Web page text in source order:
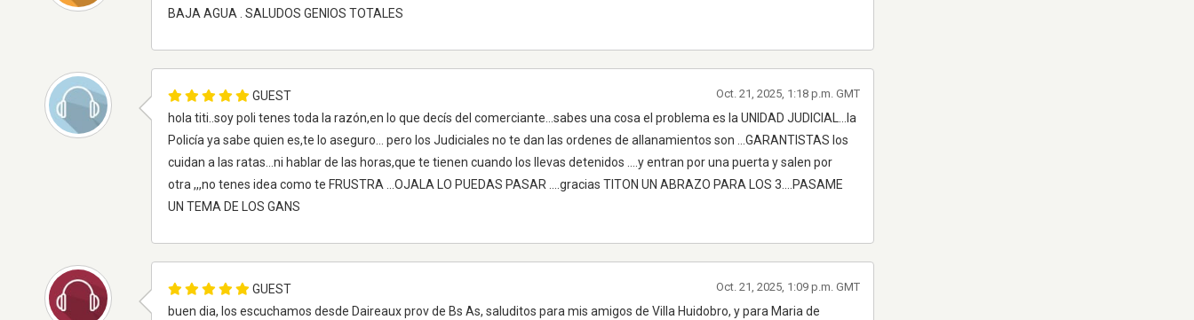
BAJA AGUA . SALUDOS GENIOS TOTALES
GUEST
hola titi..soy poli tenes toda la razón,en lo que decís del comerciante...sabes una cosa el problema es la UNIDAD JUDICIAL...la
Policía ya sabe quien es,te lo aseguro... pero los Judiciales no te dan las ordenes de allanamientos son ...GARANTISTAS los
cuidan a las ratas...ni hablar de las horas,que te tienen cuando los llevas detenidos ....y entran por una puerta y salen por
otra ,,,no tenes idea como te FRUSTRA ...OJALA LO PUEDAS PASAR ....gracias TITON UN ABRAZO PARA LOS 3....PASAME
UN TEMA DE LOS GANS
Oct. 21, 2025, 1:18 p.m. GMT
GUEST
buen dia, los escuchamos desde Daireaux prov de Bs As, saluditos para mis amigos de Villa Huidobro, y para Maria de
Oct. 21, 2025, 1:09 p.m. GMT